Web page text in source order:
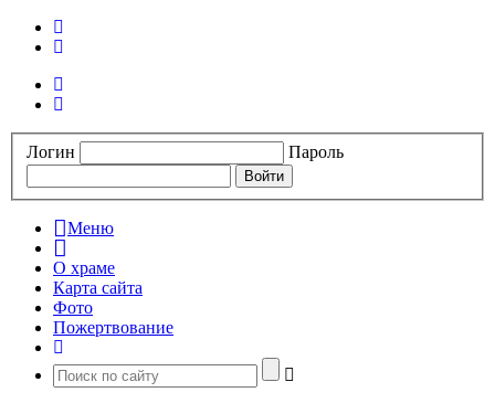
Логин Пароль
Меню
О храме
Карта сайта
Фото
Пожертвование